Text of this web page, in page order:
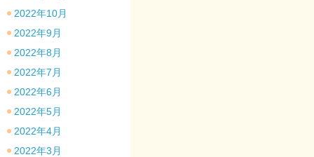
2022年10月
2022年9月
2022年8月
2022年7月
2022年6月
2022年5月
2022年4月
2022年3月